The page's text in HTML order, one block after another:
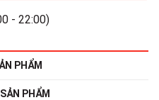
- 22:00)
PHẨM
PHẨM